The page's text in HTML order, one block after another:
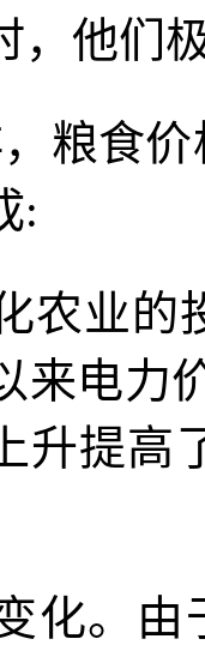
，他们
粮食
:
农业的
来电力
升提高
化。由